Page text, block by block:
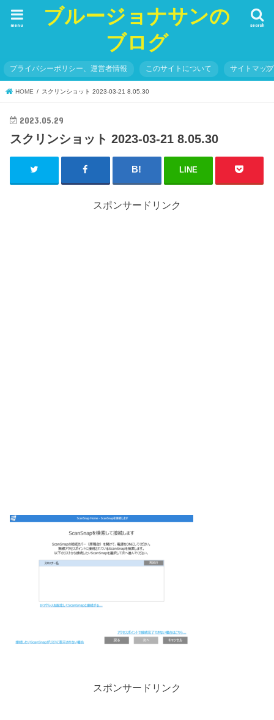
ブルージョナサンの
ブログ
search
menu
プライバシーポリシー、運営者情報 このサイトについて サイトマップ
HOME スクリンショット 2023-03-21 8.05.30
2023.05.29
スクリンショット 2023-03-21 8.05.30
LINE
スポンサードリンク
スポンサードリンク